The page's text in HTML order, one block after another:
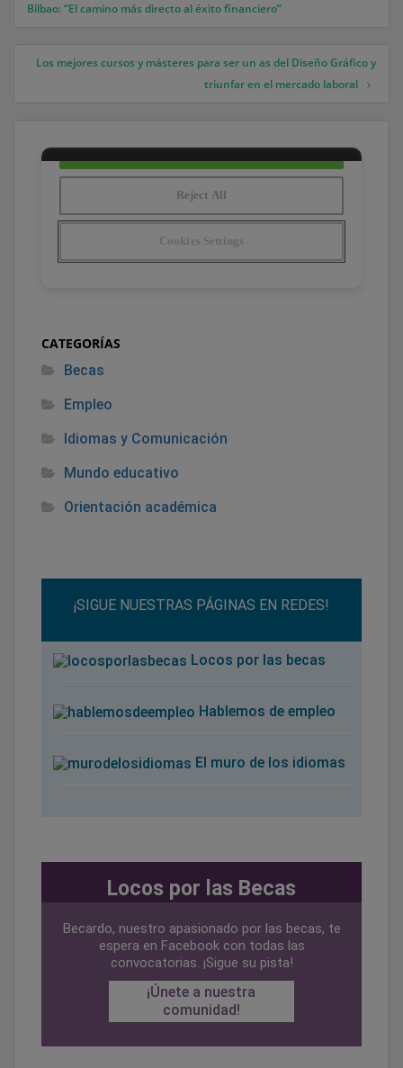
Bilbao: “El camino más directo al éxito financiero”
Los mejores cursos y másteres para ser un as del Diseño Gráfico y
triunfar en el mercado laboral
CATEGORÍAS
Becas
Empleo
Idiomas y Comunicación
Mundo educativo
Orientación académica
¡SIGUE NUESTRAS PÁGINAS EN REDES!
Locos por las becas
Hablemos de empleo
El muro de los idiomas
Locos por las Becas
Becardo, nuestro apasionado por las becas, te
espera en Facebook con todas las
convocatorias. ¡Sigue su pista!
¡Únete a nuestra
comunidad!